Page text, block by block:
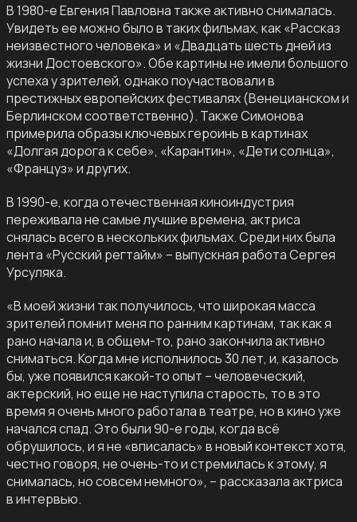
В 1980-е Евгения Павловна также активно снималась.
Увидеть ее можно было в таких фильмах, как «Рассказ
неизвестного человека» и «Двадцать шесть дней из
жизни Достоевского». Обе картины не имели большого
успеха у зрителей, однако поучаствовали в
престижных европейских фестивалях (Венецианском и
Берлинском соответственно). Также Симонова
примерила образы ключевых героинь в картинах
«Долгая дорога к себе», «Карантин», «Дети солнца»,
«Француз» и других.
В 1990-е, когда отечественная киноиндустрия
переживала не самые лучшие времена, актриса
снялась всего в нескольких фильмах. Среди них была
лента «Русский регтайм» – выпускная работа Сергея
Урсуляка.
«В моей жизни так получилось, что широкая масса
зрителей помнит меня по ранним картинам, так как я
рано начала и, в общем-то, рано закончила активно
сниматься. Когда мне исполнилось 30 лет, и, казалось
бы, уже появился какой-то опыт – человеческий,
актерский, но еще не наступила старость, то в это
время я очень много работала в театре, но в кино уже
начался спад. Это были 90-е годы, когда всё
обрушилось, и я не «вписалась» в новый контекст хотя,
честно говоря, не очень-то и стремилась к этому, я
снималась, но совсем немного», – рассказала актриса
в интервью.